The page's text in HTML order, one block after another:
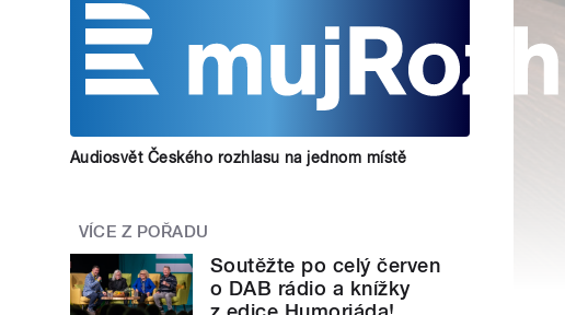
Audiosvět Českého rozhlasu na jednom místě
VÍCE Z POŘADU
Soutěžte po celý červen
o DAB rádio a knížky